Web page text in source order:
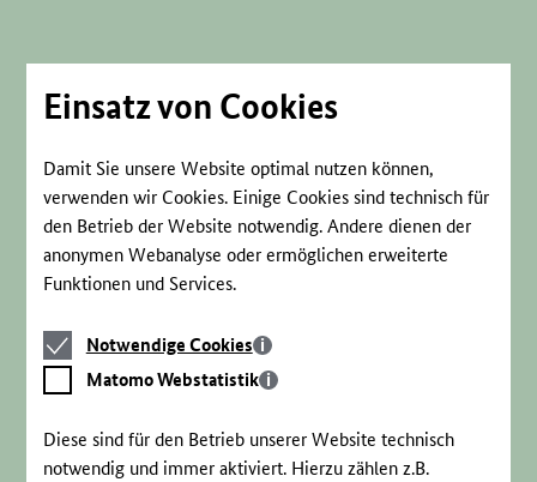
Einsatz von Cookies
Damit Sie unsere Website optimal nutzen können,
verwenden wir Cookies. Einige Cookies sind technisch für
den Betrieb der Website notwendig. Andere dienen der
anonymen Webanalyse oder ermöglichen erweiterte
Funktionen und Services.
Notwendige
Cookies
Notwendige Cookies
Matomo
Webstatistik
Matomo Webstatistik
Diese sind für den Betrieb unserer Website technisch
notwendig und immer aktiviert. Hierzu zählen z.B.